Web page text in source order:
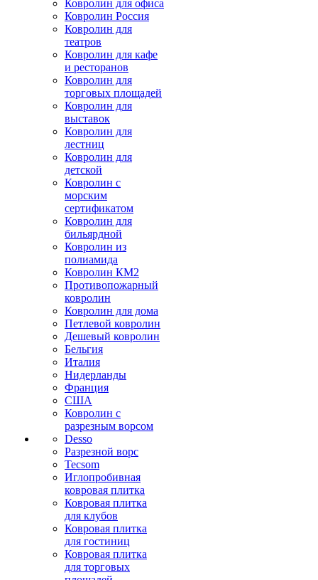
Ковролин для офиса
Ковролин Россия
Ковролин для
театров
Ковролин для кафе
и ресторанов
Ковролин для
торговых площадей
Ковролин для
выставок
Ковролин для
лестниц
Ковролин для
детской
Ковролин с
морским
сертификатом
Ковролин для
бильярдной
Ковролин из
полиамида
Ковролин КМ2
Противопожарный
ковролин
Ковролин для дома
Петлевой ковролин
Дешевый ковролин
Бельгия
Италия
Нидерланды
Франция
США
Ковролин с
разрезным ворсом
Desso
Разрезной ворс
Tecsom
Иглопробивная
ковровая плитка
Ковровая плитка
для клубов
Ковровая плитка
для гостиниц
Ковровая плитка
для торговых